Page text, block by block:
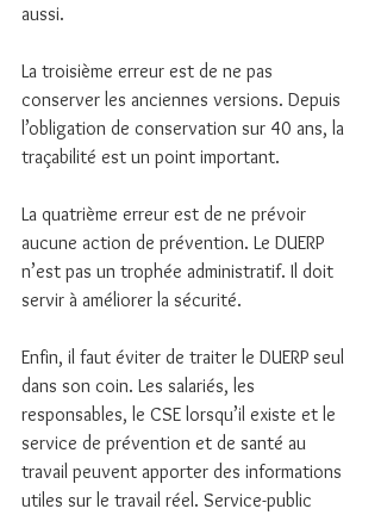
aussi.
La troisième erreur est de ne pas
conserver les anciennes versions. Depuis
l’obligation de conservation sur 40 ans, la
traçabilité est un point important.
La quatrième erreur est de ne prévoir
aucune action de prévention. Le DUERP
n’est pas un trophée administratif. Il doit
servir à améliorer la sécurité.
Enfin, il faut éviter de traiter le DUERP seul
dans son coin. Les salariés, les
responsables, le CSE lorsqu’il existe et le
service de prévention et de santé au
travail peuvent apporter des informations
utiles sur le travail réel. Service-public